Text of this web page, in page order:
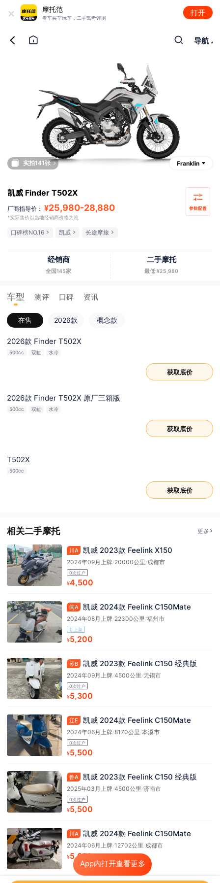
+ 摩托范
看车买车玩车，二手驾考评测
打开
App内打开查看更多
导航
实拍141张 Franklin
凯威 Finder T502X
厂商指导价： ¥25,980-28,880
*实际售价以当地经销商价格为准
口碑榜NO.16 凯威 长途摩旅
经销商
全国145家
二手摩托
最低:¥25,980
车型 测评 口碑 资讯
在售 2026款 概念款
2026款 Finder T502X
500cc 双缸 水冷
获取底价
2026款 Finder T502X 原厂三箱版
500cc 双缸 水冷
获取底价
T502X
500cc
获取底价
相关二手摩托 更多
川A 凯威 2023款 Feelink X150
2024年09月上牌/20000公里 /成都市
0次过户
¥4,500
闽A 凯威 2024款 Feelink C150Mate
2024年08月上牌/22300公里 /福州市
新上架
¥5,200
苏B 凯威 2023款 Feelink C150 经典版
2024年09月上牌/4500公里 /无锡市
0次过户
¥5,300
辽E 凯威 2024款 Feelink C150Mate
2024年06月上牌/8170公里 /本溪市
0次过户
¥5,500
鲁A 凯威 2023款 Feelink C150 经典版
2025年03月上牌/4500公里 /济南市
0次过户
¥5,500
川A 凯威 2024款 Feelink C150Mate
2024年06月上牌/12702公里 /成都市
¥5,680